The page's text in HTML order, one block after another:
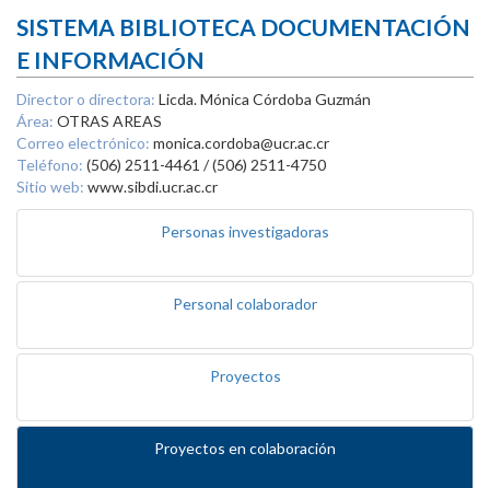
SISTEMA BIBLIOTECA DOCUMENTACIÓN
E INFORMACIÓN
Director o directora: Licda. Mónica Córdoba Guzmán
Área: OTRAS AREAS
Correo electrónico: monica.cordoba@ucr.ac.cr
Teléfono: (506) 2511-4461 / (506) 2511-4750
Sitio web: www.sibdi.ucr.ac.cr
Personas investigadoras
Personal colaborador
Proyectos
Proyectos en colaboración